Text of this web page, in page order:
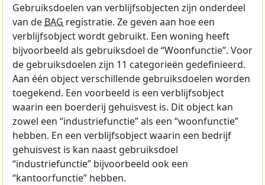
Gebruiksdoelen van verblijfsobjecten zijn onderdeel
van de BAG registratie. Ze geven aan hoe een
verblijfsobject wordt gebruikt. Een woning heeft
bijvoorbeeld als gebruiksdoel de “Woonfunctie”. Voor
de gebruiksdoelen zijn 11 categorieën gedefinieerd.
Aan één object verschillende gebruiksdoelen worden
toegekend. Een voorbeeld is een verblijfsobject
waarin een boerderij gehuisvest is. Dit object kan
zowel een “industriefunctie” als een “woonfunctie”
hebben. En een verblijfsobject waarin een bedrijf
gehuisvest is kan naast gebruiksdoel
“industriefunctie” bijvoorbeeld ook een
“kantoorfunctie” hebben.